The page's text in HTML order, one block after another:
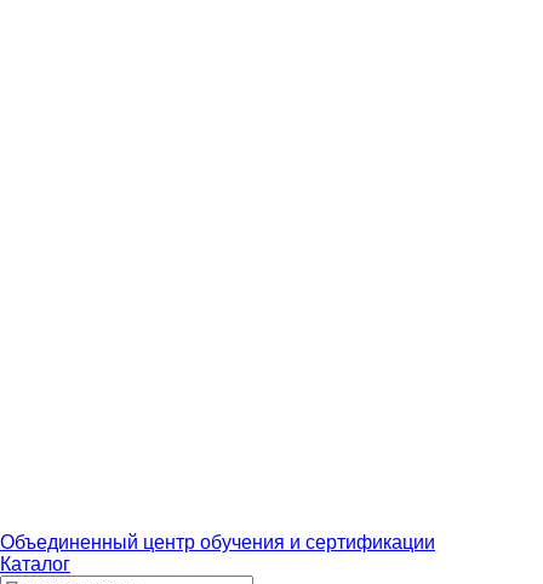
Объединенный центр обучения и сертификации
Каталог